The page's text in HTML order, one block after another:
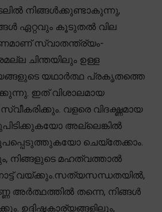
നിങ്ങൾക്കുണ്ടാകുന്നു,
ഏറ്റവും കൂടുതൽ വില
സ്വാതന്ത്ര്യം-
ചിന്തയിലും ഉള്ള
യഥാർത്ഥ പ്രകൃതത്തെ
ഇത് വിശാലമായ
വളരെ വിദഗ്ദ്ധമായ
അല്ലെങ്കിൽ
ചെയ്തേക്കാം.
നിങ്ങളുടെ മഹത്വത്താൽ
വയ്ക്കും.സത്യസന്ധതയിൽ,
അർത്ഥത്തിൽ തന്നെ, നിങ്ങൾ
ഉദ്ദിഷ്ടകാര്യങ്ങളിലും,